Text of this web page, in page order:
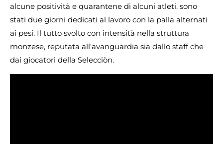
alcune positività e quarantene di alcuni atleti, sono
stati due giorni dedicati al lavoro con la palla alternati
ai pesi. Il tutto svolto con intensità nella struttura
monzese, reputata all’avanguardia sia dallo staff che
dai giocatori della Selecciòn.